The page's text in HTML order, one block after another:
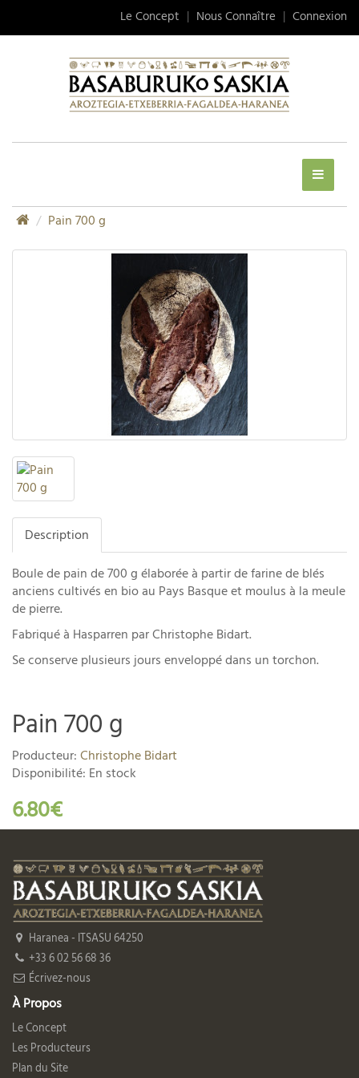
Le Concept Nous Connaître Connexion
Pain 700 g
Description
Boule de pain de 700 g élaborée à partir de farine de blés
anciens cultivés en bio au Pays Basque et moulus à la meule
de pierre.
Fabriqué à Hasparren par Christophe Bidart.
Se conserve plusieurs jours enveloppé dans un torchon.
Pain 700 g
Producteur: Christophe Bidart
Disponibilité: En stock
6.80€
Haranea - ITSASU 64250
+33 6 02 56 68 36
Écrivez-nous
À Propos
Le Concept
Les Producteurs
Plan du Site